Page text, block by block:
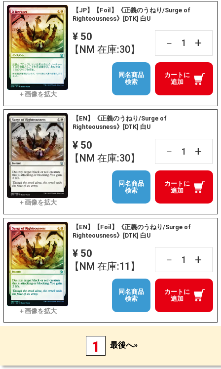
【JP】【Foil】《正義のうねり/Surge of
Righteousness》[DTK] 白U
¥ 50
【NM 在庫:30】
－ +
カートに
追加
同名商品
検索
【EN】《正義のうねり/Surge of
Righteousness》[DTK] 白U
¥ 50
【NM 在庫:30】
－ +
カートに
追加
同名商品
検索
【EN】【Foil】《正義のうねり/Surge of
Righteousness》[DTK] 白U
¥ 50
【NM 在庫:11】
－ +
カートに
追加
同名商品
検索
1 最後へ»